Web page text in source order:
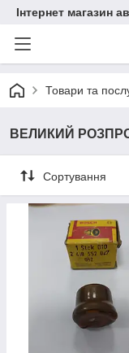
Інтернет магазин
Товари та
ВЕЛИКИЙ
Сортування